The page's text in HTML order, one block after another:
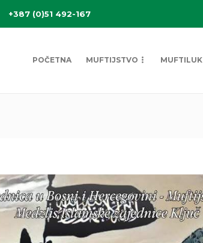
+387 (0)51 492-167
POČETNA MUFTIJSTVO MUFTILUK